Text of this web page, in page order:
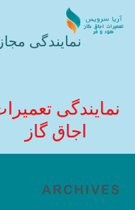
نمایندگی
نمایندگی
اجاق گاز
ARCHIVES